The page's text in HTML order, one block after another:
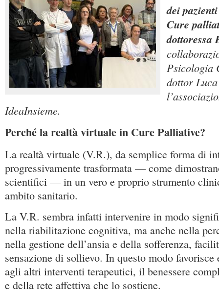
dei
Cure
dottoressa
Psicologia
dottor
IdeaInsieme.
Perché la realtà virtuale in Cure Palliative?
La realtà virtuale (V.R.), da semplice forma di
progressivamente trasformata — come
scientifici — in un vero e proprio strumento
ambito sanitario.
La V.R. sembra infatti intervenire in modo
nella riabilitazione cognitiva, ma anche nella
nella gestione dell’ansia e della sofferenza,
sensazione di sollievo. In questo modo favorisce
agli altri interventi terapeutici, il benessere
e della rete affettiva che lo sostiene.